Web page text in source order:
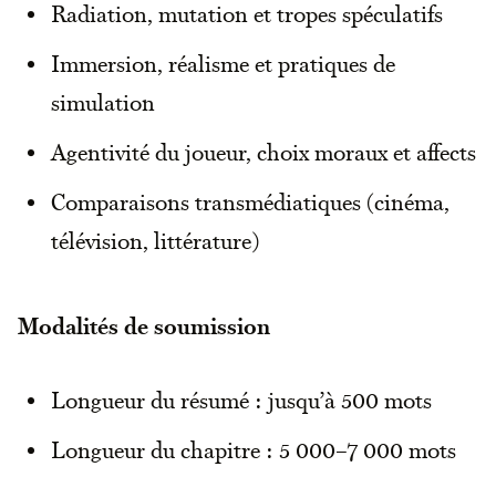
Radiation, mutation et tropes spéculatifs
Immersion, réalisme et pratiques de
simulation
Agentivité du joueur, choix moraux et affects
Comparaisons transmédiatiques (cinéma,
télévision, littérature)
Modalités de soumission
Longueur du résumé : jusqu’à 500 mots
Longueur du chapitre : 5 000–7 000 mots